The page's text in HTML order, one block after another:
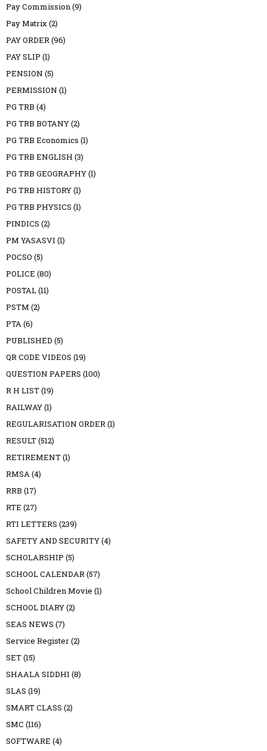
Pay Commission(9)
Pay Matrix(2)
PAY ORDER(96)
PAY SLIP (1)
PENSION (5)
PERMISSION (1)
PG TRB (4)
PG TRB BOTANY(2)
PG TRB Economics (1)
PG TRB ENGLISH (3)
PG TRB GEOGRAPHY(1)
PG TRB HISTORY(1)
PG TRB PHYSICS (1)
PINDICS (2)
PM YASASVI (1)
POCSO (5)
POLICE (80)
POSTAL(11)
PSTM (2)
PTA(6)
PUBLISHED (5)
QR CODE VIDEOS (19)
QUESTION PAPERS (100)
R H LIST(19)
RAILWAY(1)
REGULARISATION ORDER(1)
RESULT(512)
RETIREMENT(1)
RMSA(4)
RRB (17)
RTE (27)
RTI LETTERS (239)
SAFETY AND SECURITY(4)
SCHOLARSHIP (5)
SCHOOL CALENDAR(57)
School Children Movie (1)
SCHOOL DIARY(2)
SEAS NEWS (7)
Service Register(2)
SET(15)
SHAALA SIDDHI (8)
SLAS (19)
SMART CLASS (2)
SMC (116)
SOFTWARE (4)